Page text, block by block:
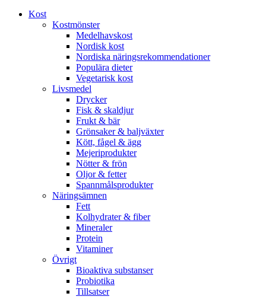
Kost
Kostmönster
Medelhavskost
Nordisk kost
Nordiska näringsrekommendationer
Populära dieter
Vegetarisk kost
Livsmedel
Drycker
Fisk & skaldjur
Frukt & bär
Grönsaker & baljväxter
Kött, fågel & ägg
Mejeriprodukter
Nötter & frön
Oljor & fetter
Spannmålsprodukter
Näringsämnen
Fett
Kolhydrater & fiber
Mineraler
Protein
Vitaminer
Övrigt
Bioaktiva substanser
Probiotika
Tillsatser